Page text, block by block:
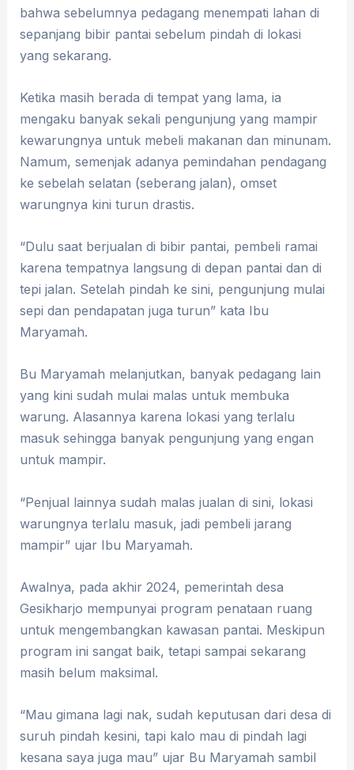
bahwa sebelumnya pedagang menempati lahan di
sepanjang bibir pantai sebelum pindah di lokasi
yang sekarang.
Ketika masih berada di tempat yang lama, ia
mengaku banyak sekali pengunjung yang mampir
kewarungnya untuk mebeli makanan dan minunam.
Namum, semenjak adanya pemindahan pendagang
ke sebelah selatan (seberang jalan), omset
warungnya kini turun drastis.
“Dulu saat berjualan di bibir pantai, pembeli ramai
karena tempatnya langsung di depan pantai dan di
tepi jalan. Setelah pindah ke sini, pengunjung mulai
sepi dan pendapatan juga turun” kata Ibu
Maryamah.
Bu Maryamah melanjutkan, banyak pedagang lain
yang kini sudah mulai malas untuk membuka
warung. Alasannya karena lokasi yang terlalu
masuk sehingga banyak pengunjung yang engan
untuk mampir.
“Penjual lainnya sudah malas jualan di sini, lokasi
warungnya terlalu masuk, jadi pembeli jarang
mampir” ujar Ibu Maryamah.
Awalnya, pada akhir 2024, pemerintah desa
Gesikharjo mempunyai program penataan ruang
untuk mengembangkan kawasan pantai. Meskipun
program ini sangat baik, tetapi sampai sekarang
masih belum maksimal.
“Mau gimana lagi nak, sudah keputusan dari desa di
suruh pindah kesini, tapi kalo mau di pindah lagi
kesana saya juga mau” ujar Bu Maryamah sambil